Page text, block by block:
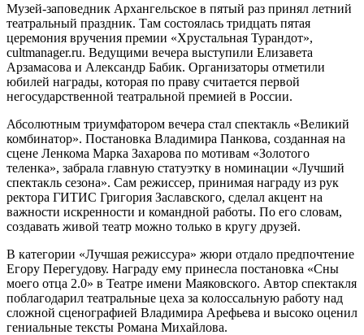
Музей-заповедник Архангельское в пятый раз принял летний
театральный праздник. Там состоялась тридцать пятая
церемония вручения премии «Хрустальная Турандот»,
cultmanager.ru. Ведущими вечера выступили Елизавета
Арзамасова и Александр Бабик. Организаторы отметили
юбилей награды, которая по праву считается первой
негосударственной театральной премией в России.
Абсолютным триумфатором вечера стал спектакль «Великий
комбинатор». Постановка Владимира Панкова, созданная на
сцене Ленкома Марка Захарова по мотивам «Золотого
теленка», забрала главную статуэтку в номинации «Лучший
спектакль сезона». Сам режиссер, принимая награду из рук
ректора ГИТИС Григория Заславского, сделал акцент на
важности искренности и командной работы. По его словам,
создавать живой театр можно только в кругу друзей.
В категории «Лучшая режиссура» жюри отдало предпочтение
Егору Перегудову. Награду ему принесла постановка «Сны
моего отца 2.0» в Театре имени Маяковского. Автор спектакля
поблагодарил театральные цеха за колоссальную работу над
сложной сценографией Владимира Арефьева и высоко оценил
гениальные тексты Романа Михайлова.